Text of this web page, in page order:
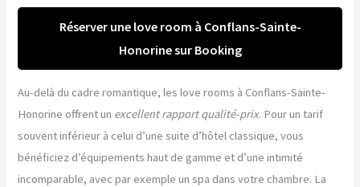
Réserver une love room à Conflans-Sainte-
Honorine sur Booking
Au-delà du cadre romantique, les love rooms à Conflans-Sainte-
Honorine offrent un excellent rapport qualité-prix. Pour un tarif
souvent inférieur à celui d’une suite d’hôtel classique, vous
bénéficiez d’équipements haut de gamme et d’une intimité
incomparable, avec par exemple un spa dans votre chambre. La